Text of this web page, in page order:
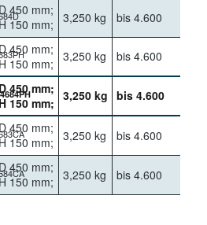
D 450 mm;
150 mm;
3,250 kg bis 4.600
D 450 mm;
H 150 mm;
3,250 kg bis 4.600
D 450 mm;
150 mm; 3,250 kg bis 4.600
D 450 mm;
150 mm;
3,250 kg bis 4.600
D 450 mm;
150 mm;
3,250 kg bis 4.600